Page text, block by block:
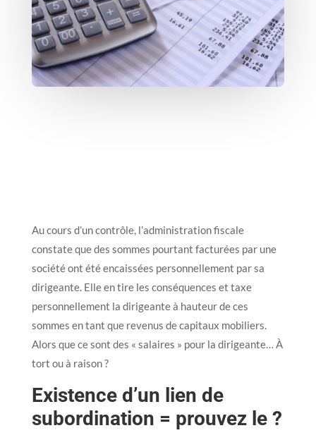
Au cours d’un contrôle, l’administration fiscale
constate que des sommes pourtant facturées par une
société ont été encaissées personnellement par sa
dirigeante. Elle en tire les conséquences et taxe
personnellement la dirigeante à hauteur de ces
sommes en tant que revenus de capitaux mobiliers.
Alors que ce sont des « salaires » pour la dirigeante… À
tort ou à raison ?
Existence d’un lien de
subordination = prouvez le ?